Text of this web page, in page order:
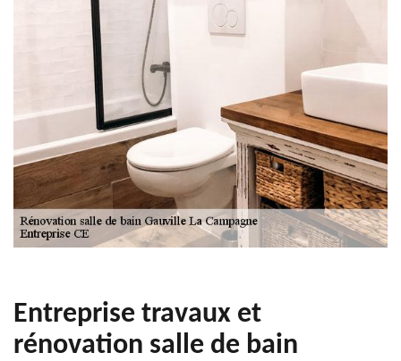
Entreprise travaux et
rénovation salle de bain